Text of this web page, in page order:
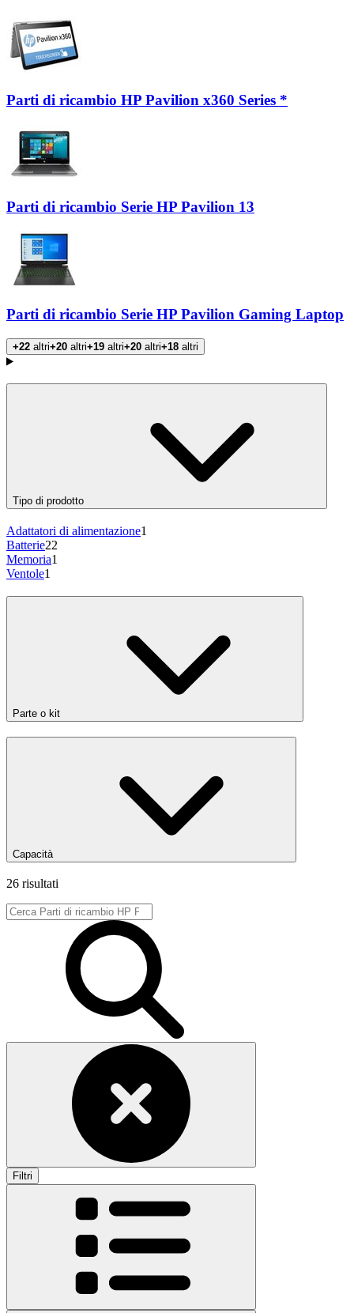
Parti di ricambio HP Pavilion x360 Series *
Parti di ricambio Serie HP Pavilion 13
Parti di ricambio Serie HP Pavilion Gaming Laptop
+22 altri+20 altri+19 altri+20 altri+18 altri
Prodotti
Tipo di prodotto
Adattatori di alimentazione1
Batterie22
Memoria1
Ventole1
Parte o kit
Capacità
26 risultati
Filtri